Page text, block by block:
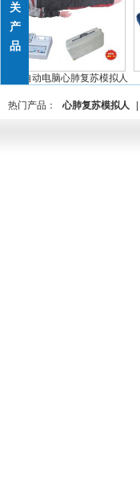
关
产
品
全自动电脑心肺复苏模拟人
热门产品：
心肺复苏模拟人